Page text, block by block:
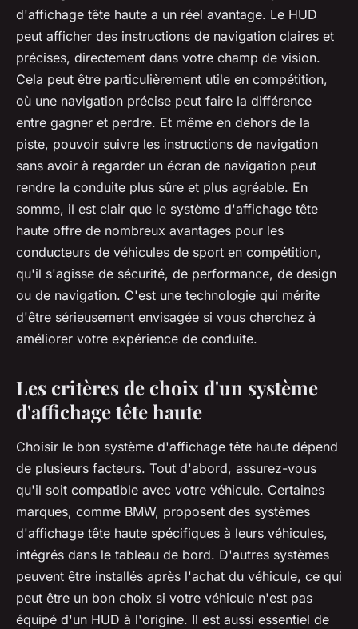
d'affichage tête haute a un réel avantage. Le HUD
peut afficher des instructions de navigation claires et
précises, directement dans votre champ de vision.
Cela peut être particulièrement utile en compétition,
où une navigation précise peut faire la différence
entre gagner et perdre. Et même en dehors de la
piste, pouvoir suivre les instructions de navigation
sans avoir à regarder un écran de navigation peut
rendre la conduite plus sûre et plus agréable. En
somme, il est clair que le système d'affichage tête
haute offre de nombreux avantages pour les
conducteurs de véhicules de sport en compétition,
qu'il s'agisse de sécurité, de performance, de design
ou de navigation. C'est une technologie qui mérite
d'être sérieusement envisagée si vous cherchez à
améliorer votre expérience de conduite.
Les critères de choix d'un système
d'affichage tête haute
Choisir le bon système d'affichage tête haute dépend
de plusieurs facteurs. Tout d'abord, assurez-vous
qu'il soit compatible avec votre véhicule. Certaines
marques, comme BMW, proposent des systèmes
d'affichage tête haute spécifiques à leurs véhicules,
intégrés dans le tableau de bord. D'autres systèmes
peuvent être installés après l'achat du véhicule, ce qui
peut être un bon choix si votre véhicule n'est pas
équipé d'un HUD à l'origine. Il est aussi essentiel de